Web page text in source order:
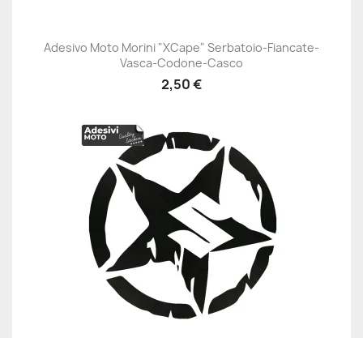
Adesivo Moto Morini "XCape" Serbatoio-Fiancate-
Vasca-Codone-Casco
2,50 €